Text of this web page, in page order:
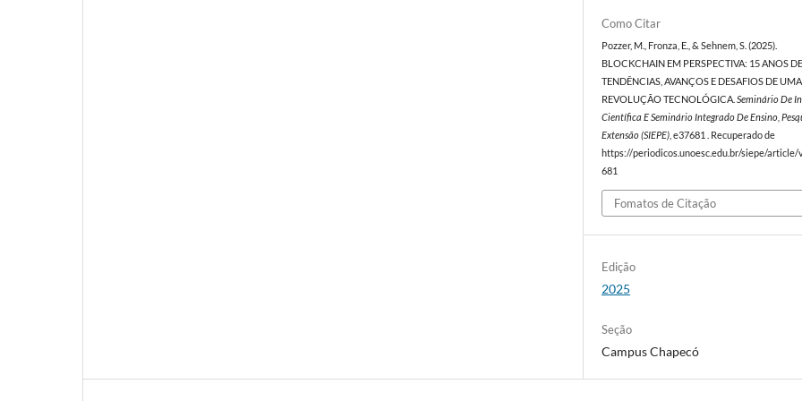
Como Citar
Pozzer, M., Fronza, E., & Sehnem, S. (2025).
BLOCKCHAIN EM PERSPECTIVA: 15 ANOS DE
TENDÊNCIAS, AVANÇOS E DESAFIOS DE UMA
REVOLUÇÃO TECNOLÓGICA.Seminário De
Científica E Seminário Integrado De Ensino,
Extensão (SIEPE), e37681 . Recuperado de
https://periodicos.unoesc.edu.br/siepe/
681
Fomatos de Citação
Edição
2025
Seção
Campus Chapecó